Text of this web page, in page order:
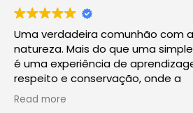
Uma verdadeira comunhão com a
natureza. Mais do que uma
é uma experiência de
respeito e conservação, onde a
observação da fauna e da flora
Read more